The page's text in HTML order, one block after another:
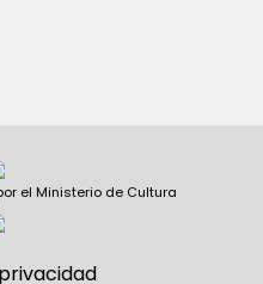
el Ministerio de Cultura